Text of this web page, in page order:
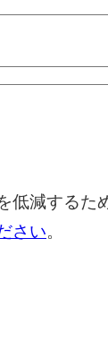
低減するた
さい。